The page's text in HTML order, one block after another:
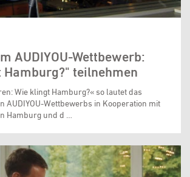
AUDIYOU-Wettbewerb:
Hamburg?" teilnehmen
Wie klingt Hamburg?« so lautet das
AUDIYOU-Wettbewerbs in Kooperation mit
Hamburg und d …